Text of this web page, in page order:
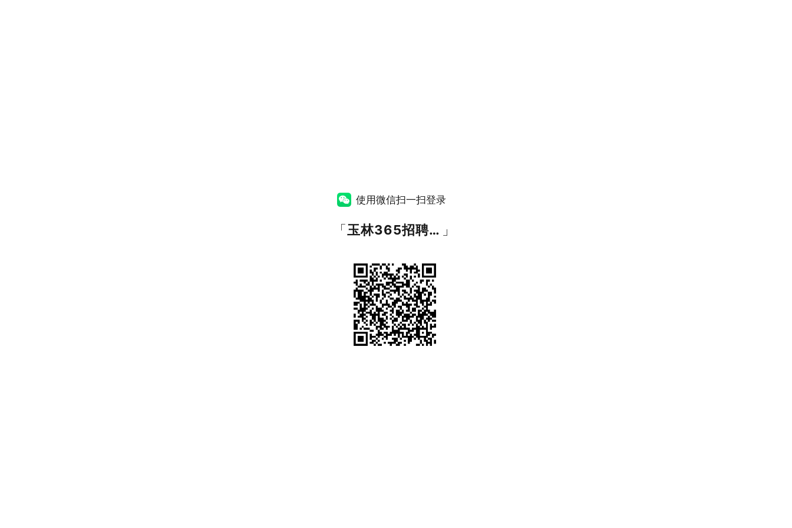
使用微信扫一扫登录
「 玉林365招聘网 」